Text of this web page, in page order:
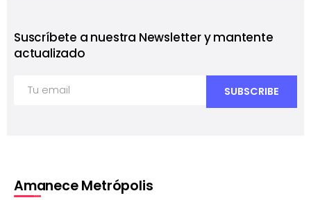
Suscríbete a nuestra Newsletter y mantente
actualizado
Amanece Metrópolis